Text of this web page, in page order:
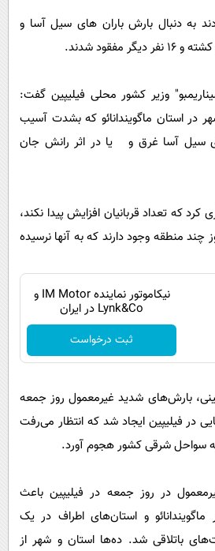
حوادث
محیط زیست
بین الملل
اجتماعی
سیاست خارجی
روانشناسی
دانلود
به دنبال بارش باران های سیل آسا و
وزیر کشور محلی فیلیپین گفت:
در استان ماگویندانائو که بشدت آسیب
سیل آسا غرق و یا در اثر رانش جان
که تعداد قربانیان افزایش پیدا نکند،
چند منطقه وجود دارند که به آنها نرسیده
نیکاموتور نماینده IM Motor و
Lynk&Co در ایران
ثبت درخواست
بارش‌های شدید غیرمعمول روز جمعه
در فیلیپین ایجاد شد که انتظار می‌رفت
به سواحل شرقی کشور هجوم آورد.
در روز جمعه در فیلیپین باعث
و استان‌های اطراف در یک
باتلاقی شد. ده‌ها استان و شهر از